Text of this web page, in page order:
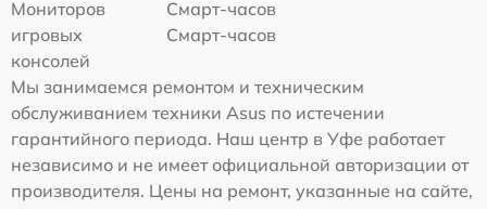
Мониторов
Смарт-часов
игровых
консолей
Смарт-часов
Мы занимаемся ремонтом и техническим
обслуживанием техники Asus по истечении
гарантийного периода. Наш центр в Уфе работает
независимо и не имеет официальной авторизации от
производителя. Цены на ремонт, указанные на сайте,